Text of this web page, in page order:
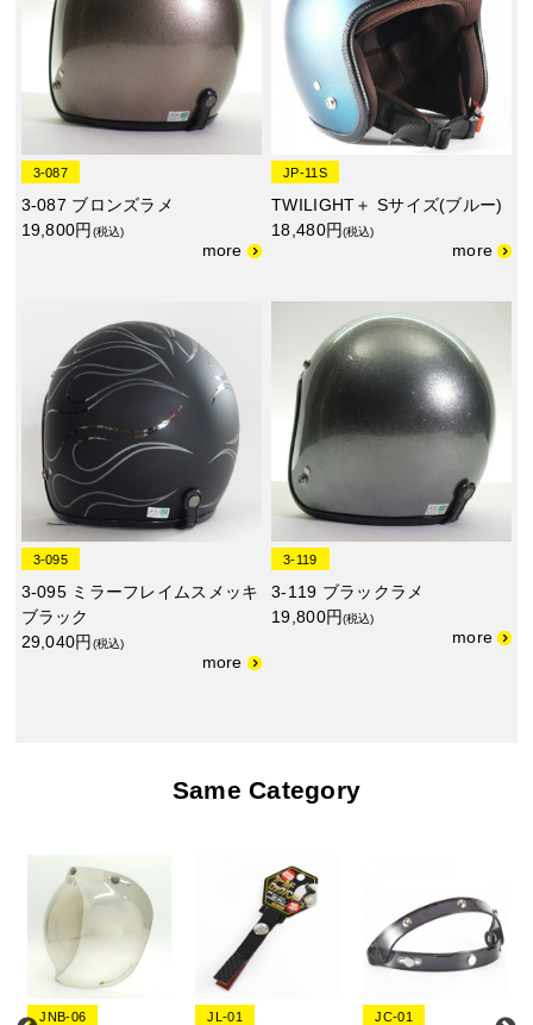
3-087
3-087 ブロンズラメ
19,800円(税込)
JP-11S
TWILIGHT＋ Sサイズ(ブルー)
18,480円(税込)
3-095
3-095 ミラーフレイムスメッキ
ブラック
29,040円 (税込)
3-119
3-119 ブラックラメ
19,800円(税込)
Same Category
JNB-06 JL-01 JC-01